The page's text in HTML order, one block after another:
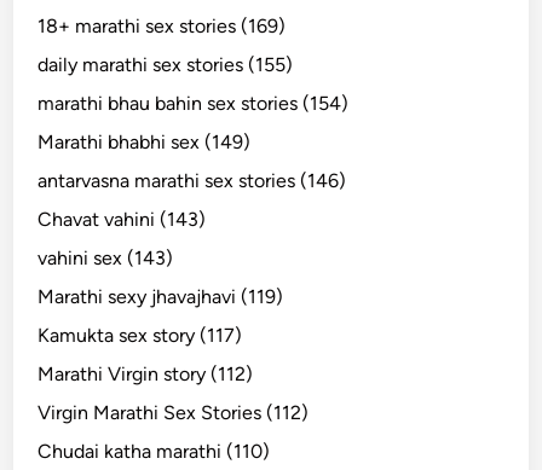
18+ marathi sex stories (169)
daily marathi sex stories (155)
marathi bhau bahin sex stories (154)
Marathi bhabhi sex (149)
antarvasna marathi sex stories (146)
Chavat vahini (143)
vahini sex (143)
Marathi sexy jhavajhavi (119)
Kamukta sex story (117)
Marathi Virgin story (112)
Virgin Marathi Sex Stories (112)
Chudai katha marathi (110)